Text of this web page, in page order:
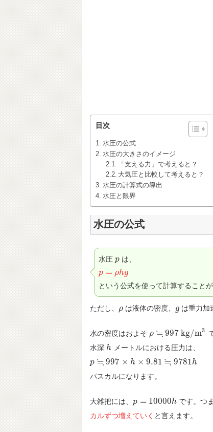
目次
水圧の公式
水圧の大きさのイメージ
「支える力」で考えると？
大気圧と比較して考えると？
水圧の計算式の導出
水圧と限界
水圧の公式
水圧 p
p は、
p = ρhg
p=ρh g
という公式を使って計算することが
ただし、 ρ
ρ は液体の密度、 g
g は重力加
水の密度はおよそ ρ ≒ 997 kg/m3
ρ≒997kg /m3
水深 h
h
メートルにおける圧力は、
p ≒ 997 × h × 9.81 ≒ 9781h
p≒997×h ×9.81≒ 9781h
パスカルになります。
大雑把には、 p = 10000h
p=10000h です。つ
カルずつ増えていく と言えます。